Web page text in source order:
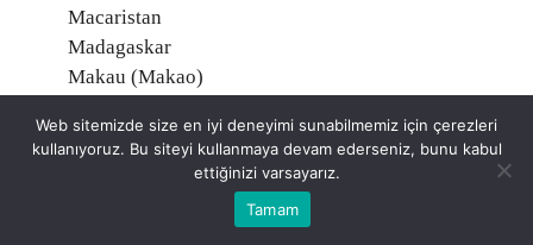
Macaristan
Madagaskar
Makau (Makao)
Malavi
Maldiv Adaları
Web sitemizde size en iyi deneyimi sunabilmemiz için çerezleri
kullanıyoruz. Bu siteyi kullanmaya devam ederseniz, bunu kabul
ettiğinizi varsayarız.
Tamam